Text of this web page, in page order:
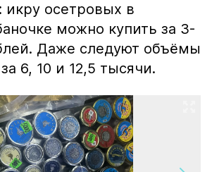
икру осетровых в
можно купить за 3-
Даже следуют объёмы
6, 10 и 12,5 тысячи.